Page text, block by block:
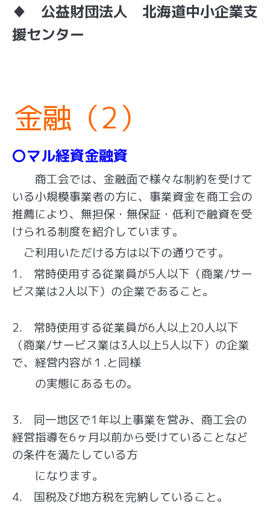
♦ 公益財団法人 北海道中小企業支
援センター
金融（2）
〇マル経資金融資
商工会では、金融面で様々な制約を受けて
いる小規模事業者の方に、事業資金を商工会の
推薦により、無担保・無保証・低利で融資を受
けられる制度を紹介しています。
ご利用いただける方は以下の通りです。
1. 常時使用する従業員が5人以下（商業/サー
ビス業は2人以下）の企業であること。
2. 常時使用する従業員が6人以上20人以下
（商業/サービス業は3人以上5人以下）の企業
で、経営内容が１.と同様
の実態にあるもの。
3. 同一地区で1年以上事業を営み、商工会の
経営指導を6ヶ月以前から受けていることなど
の条件を満たしている方
になります。
4. 国税及び地方税を完納していること。